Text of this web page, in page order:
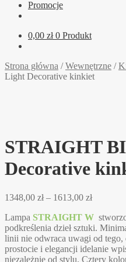
Promocje
0,00 zł 0 Produkt
Strona główna /Wewnętrzne /
Light Decorative kinkiet
STRAIGHT
Decorative
1348,00 zł – 1613,00 złZakres
od
1348,00
do
1613,00
Lampa STRAIGHT W
podkreślenia dzieł sztuki.
linii nie odwraca uwagi od
prostocie i elegancji idelanie
niezależnie od stylu. Cztery